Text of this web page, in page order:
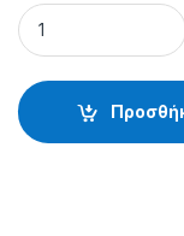
ΤΣΑΠΑΡΙΑ MJS-